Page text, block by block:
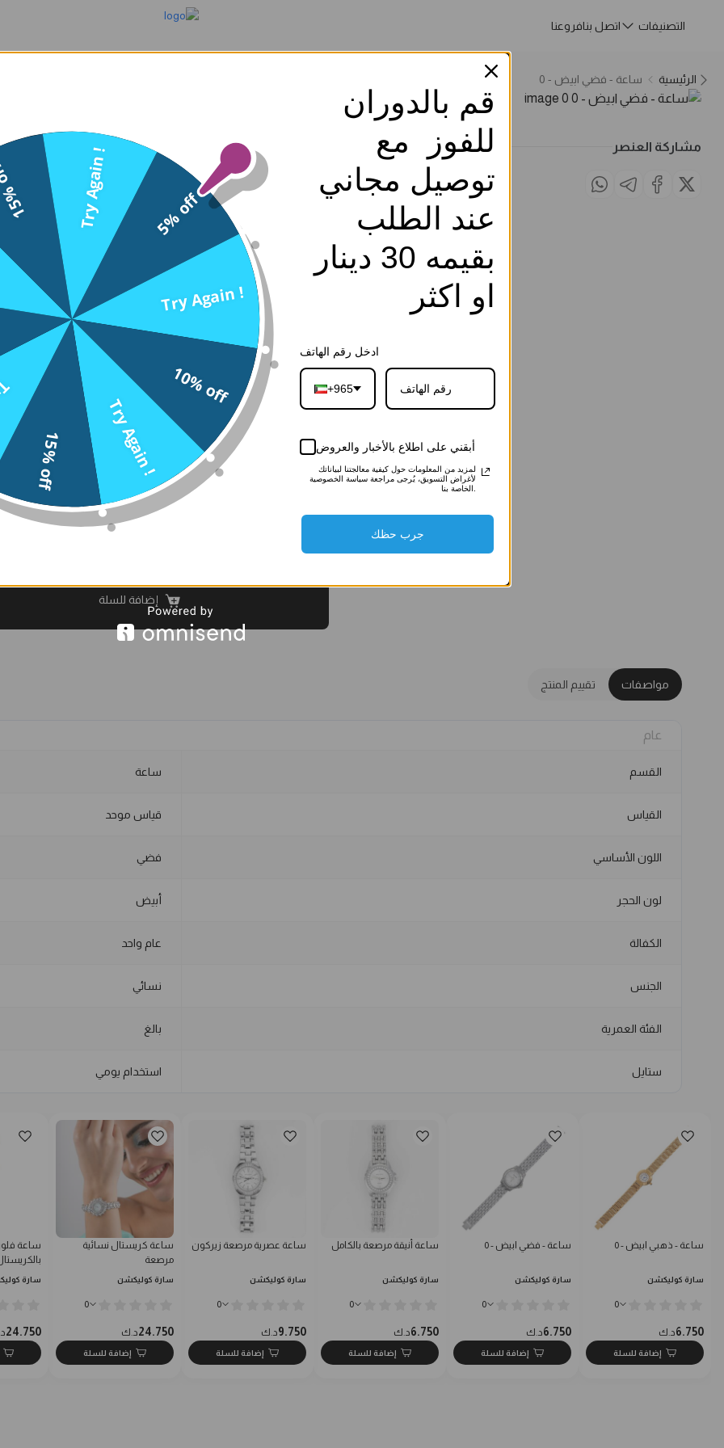
التصنيفات اتصل بنافروعنا
الرئيسية ساعة - فضي ابيض - 0
مشاركة العنصر سارة كوليكشن
SKU: WW1320-Silver White-0
الوصف
د.ك
إجـعلـهـا هـديــة
27-رسالة الحب
القرمزية(ورد
صناعي)
د.ك
26-رسالة بلوم
الوردية(ورد
د.ك
25-
الفاخرة(ورد
صناعي)
إضافة للسلة
مواصفات تقييم المنتج
عام
القسم ساعة
القياس قياس موحد
اللون الأساسي فضي
لون الحجر أبيض
الكفالة عام واحد
الجنس نسائي
الفئة العمرية بالغ
ستايل استخدام يومي
ساعة - ذهبي ابيض - 0
سارة كوليكشن
0
6.750د.ك
إضافة للسلة
ساعة - فضي ابيض - 0
سارة كوليكشن
0
6.750د.ك
إضافة للسلة
ساعة أنيقة مرصعة بالكامل
سارة كوليكشن
0
6.750د.ك
إضافة للسلة
ساعة عصرية مرصعة زيركون
سارة كوليكشن
0
9.750د.ك
إضافة للسلة
ساعة كريستال نسائية
مرصعة
سارة كوليكشن
0
24.750د.ك
إضافة للسلة
ساعة
سارة
24.750
5% off
Try Again !
10% off
Try Again !
15% off
!
off Try Again !
قم بالدوران
للفوز مع
توصيل مجاني
عند الطلب
بقيمه 30 دينار
او اكثر
ادخل رقم الهاتف
+965
أبقني على اطلاع بالأخبار والعروض
لمزيد من المعلومات حول كيفية معالجتنا لبياناتك
لأغراض التسويق، يُرجى مراجعة سياسة الخصوصية
جرب حظك